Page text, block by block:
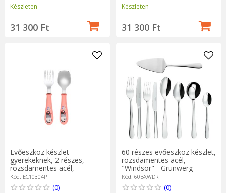
Készleten
31 300 Ft
Készleten
31 300 Ft
Evőeszköz készlet
gyerekeknek, 2 részes,
rozsdamentes acél,
rózsaszín, "INFANT"
termékcsalád - Cuitisan
Kód: EC10304P
(0)
60 részes evőeszköz készlet,
rozsdamentes acél,
"Windsor" - Grunwerg
Kód: 60BXWDR
(0)